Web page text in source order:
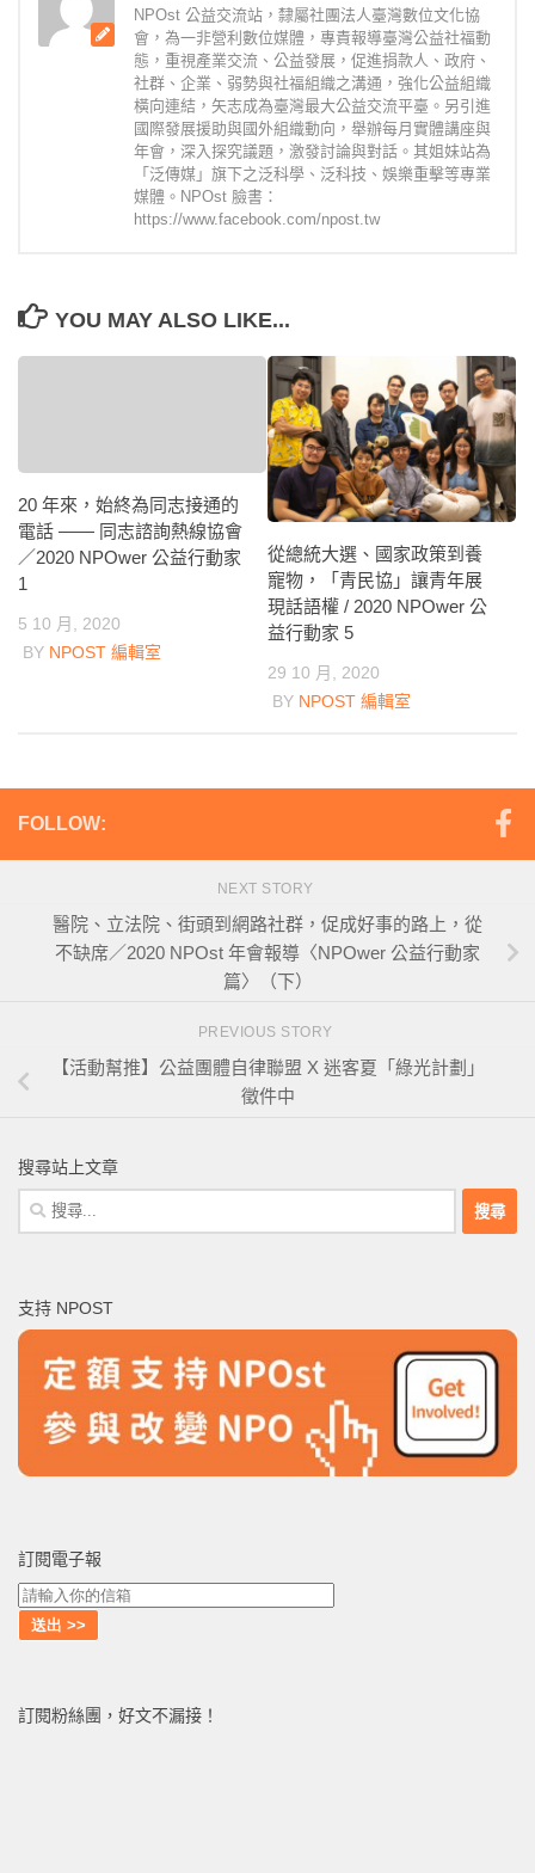
NPOst 公益交流站，隸屬社團法人臺灣數位文化協
會，為一非營利數位媒體，專責報導臺灣公益社福動
態，重視產業交流、公益發展，促進捐款人、政府、
社群、企業、弱勢與社福組織之溝通，強化公益組織
橫向連結，矢志成為臺灣最大公益交流平臺。另引進
國際發展援助與國外組織動向，舉辦每月實體講座與
年會，深入探究議題，激發討論與對話。其姐妹站為
「泛傳媒」旗下之泛科學、泛科技、娛樂重擊等專業
媒體。NPOst 臉書：
https://www.facebook.com/npost.tw
YOU MAY ALSO LIKE...
20 年來，始終為同志接通的
電話 —— 同志諮詢熱線協會
／2020 NPOwer 公益行動家
1
5 10 月, 2020
BY NPOST 編輯室
從總統大選、國家政策到養
寵物，「青民協」讓青年展
現話語權 / 2020 NPOwer 公
益行動家 5
29 10 月, 2020
BY NPOST 編輯室
FOLLOW:
NEXT STORY
醫院、立法院、街頭到網路社群，促成好事的路上，從
不缺席／2020 NPOst 年會報導〈NPOwer 公益行動家
篇〉（下）
PREVIOUS STORY
【活動幫推】公益團體自律聯盟 X 迷客夏「綠光計劃」
徵件中
搜尋站上文章
搜
尋
字:
支持 NPOST
訂閱電子報
訂閱粉絲團，好文不漏接！